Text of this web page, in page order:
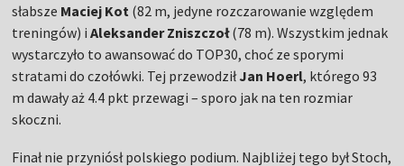
słabsze Maciej Kot (82 m, jedyne rozczarowanie względem
treningów) iAleksander Zniszczoł(78 m). Wszystkim jednak
wystarczyło to awansować do TOP30, choć ze sporymi
stratami do czołówki. Tej przewodziłJan Hoerl, którego 93
m dawały aż 4.4 pkt przewagi – sporo jak na ten rozmiar
skoczni.
Finał nie przyniósł polskiego podium. Najbliżej tego był Stoch,